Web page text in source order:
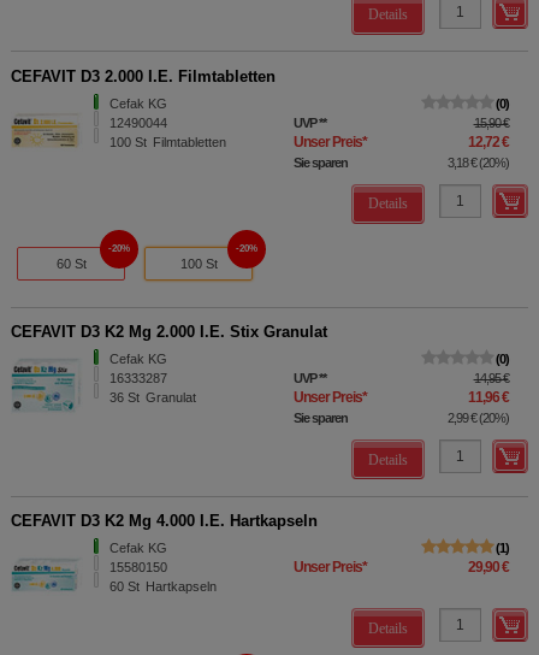
Details
CEFAVIT D3 2.000 I.E. Filmtabletten
Cefak KG
12490044
100 St Filmtabletten
0
UVP** 15,90 €
Unser Preis* 12,72 €
Sie sparen 3,18 €(20%)
Details
60 St
20%
100 St
20%
CEFAVIT D3 K2 Mg 2.000 I.E. Stix Granulat
Cefak KG
16333287
36 St Granulat
0
UVP** 14,95 €
Unser Preis* 11,96 €
Sie sparen 2,99 €(20%)
Details
CEFAVIT D3 K2 Mg 4.000 I.E. Hartkapseln
Cefak KG
15580150
60 St Hartkapseln
1
Unser Preis* 29,90 €
Details